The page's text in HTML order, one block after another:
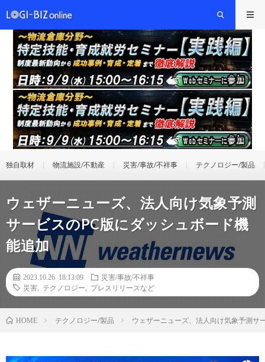
独自取材 物流施設/不動産 災害/事故/不祥事 テクノロジー/製品
ウェザーニューズ、法人向け気象予測
サービスのPC版にダッシュボード機
能追加
2023.10.26 18:13:09
災害/事故/不祥事
災害
テクノロジー プレスリリースなど
HOME テクノロジー/製品 ウェザーニューズ、法人向け気象予測サ